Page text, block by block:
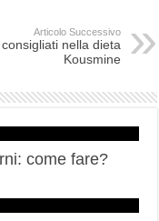
Articolo Successivo
nella dieta
Kousmine
come fare?